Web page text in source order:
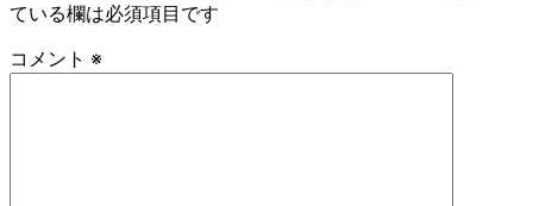
ている欄は必須項目です
コメント ※